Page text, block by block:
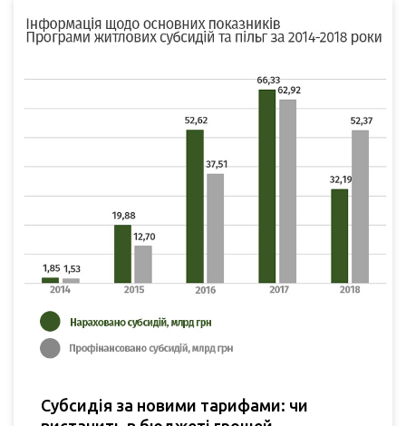
Субсидія за новими тарифами: чи